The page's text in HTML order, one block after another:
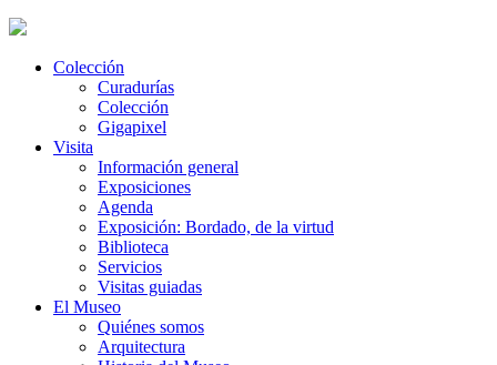
Colección
Curadurías
Colección
Gigapixel
Visita
Información general
Exposiciones
Agenda
Exposición: Bordado, de la virtud
Biblioteca
Servicios
Visitas guiadas
El Museo
Quiénes somos
Arquitectura